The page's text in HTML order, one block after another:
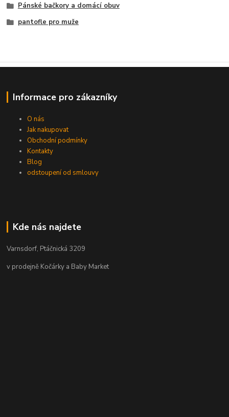
Pánské bačkory a domácí obuv
pantofle pro muže
Informace pro zákazníky
O nás
Jak nakupovat
Obchodní podmínky
Kontakty
Blog
odstoupení od smlouvy
Kde nás najdete
Varnsdorf, Ptáčnická 3209
v prodejně Kočárky a Baby Market